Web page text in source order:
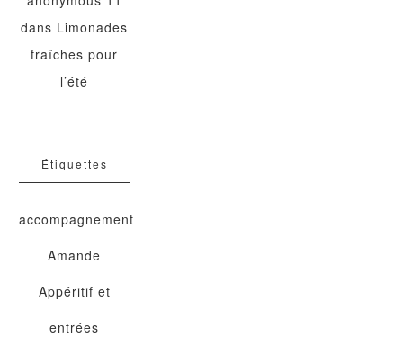
dans Limonades
fraîches pour
l’été
Étiquettes
accompagnement
Amande
Appéritif et
entrées